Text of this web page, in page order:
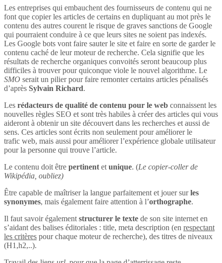
Les entreprises qui embauchent des fournisseurs de contenu qui ne
font que copier les articles de certains en dupliquant au mot près le
contenu des autres courent le risque de graves sanctions de Google
qui pourraient conduire à ce que leurs sites ne soient pas indexés.
Les Google bots vont faire sauter le site et faire en sorte de garder le
contenu caché de leur moteur de recherche. Cela signifie que les
résultats de recherche organiques convoités seront beaucoup plus
difficiles à trouver pour quiconque viole le nouvel algorithme. Le
SMO serait un pilier pour faire remonter certains articles pénalisés
d’après Sylvain Richard.
Les rédacteurs de qualité de contenu pour le web connaissent les
nouvelles règles SEO et sont très habiles à créer des articles qui vous
aideront à obtenir un site découvert dans les recherches et aussi de
sens. Ces articles sont écrits non seulement pour améliorer le
trafic web, mais aussi pour améliorer l’expérience globale utilisateur
pour la personne qui trouve l’article.
Le contenu doit être pertinent et unique. (Le copier-coller de
Wikipédia, oubliez)
Être capable de maîtriser la langue parfaitement et jouer surles
synonymes, mais également faire attention à l’orthographe.
Il faut savoir également structurer le texte de son site internet en
s’aidant des balises éditoriales : title, meta description (en respectant
les critères pour chaque moteur de recherche), des titres de niveaux
(H1,h2,..).